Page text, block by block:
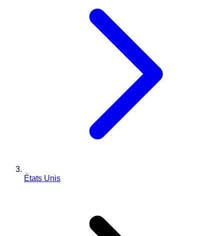
États Unis